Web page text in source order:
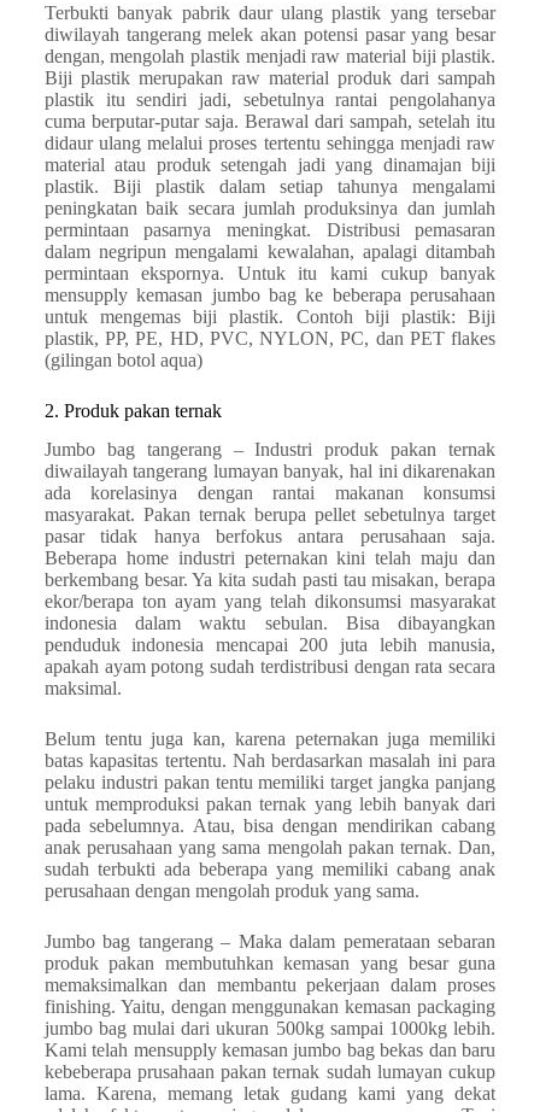
Terbukti banyak pabrik daur ulang plastik yang tersebar
diwilayah tangerang melek akan potensi pasar yang besar
dengan, mengolah plastik menjadi raw material biji plastik.
Biji plastik merupakan raw material produk dari sampah
plastik itu sendiri jadi, sebetulnya rantai pengolahanya
cuma berputar-putar saja. Berawal dari sampah, setelah itu
didaur ulang melalui proses tertentu sehingga menjadi raw
material atau produk setengah jadi yang dinamajan biji
plastik. Biji plastik dalam setiap tahunya mengalami
peningkatan baik secara jumlah produksinya dan jumlah
permintaan pasarnya meningkat. Distribusi pemasaran
dalam negripun mengalami kewalahan, apalagi ditambah
permintaan ekspornya. Untuk itu kami cukup banyak
mensupply kemasan jumbo bag ke beberapa perusahaan
untuk mengemas biji plastik. Contoh biji plastik: Biji
plastik, PP, PE, HD, PVC, NYLON, PC, dan PET flakes
(gilingan botol aqua)
2. Produk pakan ternak
Jumbo bag tangerang – Industri produk pakan ternak
diwailayah tangerang lumayan banyak, hal ini dikarenakan
ada korelasinya dengan rantai makanan konsumsi
masyarakat. Pakan ternak berupa pellet sebetulnya target
pasar tidak hanya berfokus antara perusahaan saja.
Beberapa home industri peternakan kini telah maju dan
berkembang besar. Ya kita sudah pasti tau misakan, berapa
ekor/berapa ton ayam yang telah dikonsumsi masyarakat
indonesia dalam waktu sebulan. Bisa dibayangkan
penduduk indonesia mencapai 200 juta lebih manusia,
apakah ayam potong sudah terdistribusi dengan rata secara
maksimal.
Belum tentu juga kan, karena peternakan juga memiliki
batas kapasitas tertentu. Nah berdasarkan masalah ini para
pelaku industri pakan tentu memiliki target jangka panjang
untuk memproduksi pakan ternak yang lebih banyak dari
pada sebelumnya. Atau, bisa dengan mendirikan cabang
anak perusahaan yang sama mengolah pakan ternak. Dan,
sudah terbukti ada beberapa yang memiliki cabang anak
perusahaan dengan mengolah produk yang sama.
Jumbo bag tangerang – Maka dalam pemerataan sebaran
produk pakan membutuhkan kemasan yang besar guna
memaksimalkan dan membantu pekerjaan dalam proses
finishing. Yaitu, dengan menggunakan kemasan packaging
jumbo bag mulai dari ukuran 500kg sampai 1000kg lebih.
Kami telah mensupply kemasan jumbo bag bekas dan baru
kebeberapa prusahaan pakan ternak sudah lumayan cukup
lama. Karena, memang letak gudang kami yang dekat